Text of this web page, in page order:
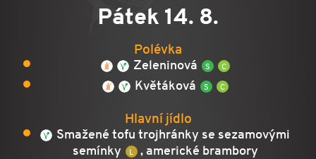
Pátek 14. 8.
Polévka
Zeleninová
Květáková
Hlavní jídlo
Smažené tofu trojhránky se sezamovými
semínky
, americké brambory